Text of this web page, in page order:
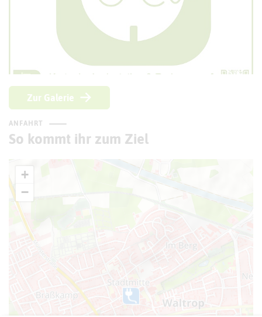
Zur Galerie
ANFAHRT
So kommt ihr zum Ziel
+
−